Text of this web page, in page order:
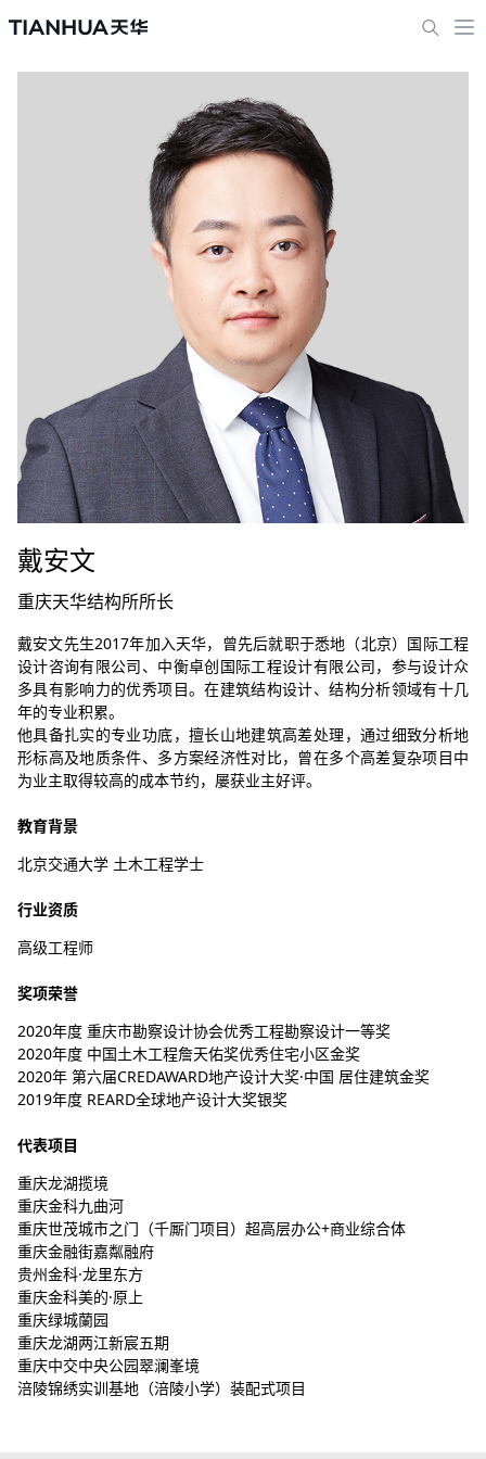
戴安文
重庆天华结构所所长
戴安文先生2017年加入天华，曾先后就职于悉地（北京）国际工程
设计咨询有限公司、中衡卓创国际工程设计有限公司，参与设计众
多具有影响力的优秀项目。在建筑结构设计、结构分析领域有十几
年的专业积累。
他具备扎实的专业功底，擅长山地建筑高差处理，通过细致分析地
形标高及地质条件、多方案经济性对比，曾在多个高差复杂项目中
为业主取得较高的成本节约，屡获业主好评。
教育背景
北京交通大学 土木工程学士
行业资质
高级工程师
奖项荣誉
2020年度 重庆市勘察设计协会优秀工程勘察设计一等奖
2020年度 中国土木工程詹天佑奖优秀住宅小区金奖
2020年 第六届CREDAWARD地产设计大奖·中国 居住建筑金奖
2019年度 REARD全球地产设计大奖银奖
代表项目
重庆龙湖揽境
重庆金科九曲河
重庆世茂城市之门（千厮门项目）超高层办公+商业综合体
重庆金融街嘉粼融府
贵州金科·龙里东方
重庆金科美的·原上
重庆绿城蘭园
重庆龙湖两江新宸五期
重庆中交中央公园翠澜峯境
涪陵锦绣实训基地（涪陵小学）装配式项目